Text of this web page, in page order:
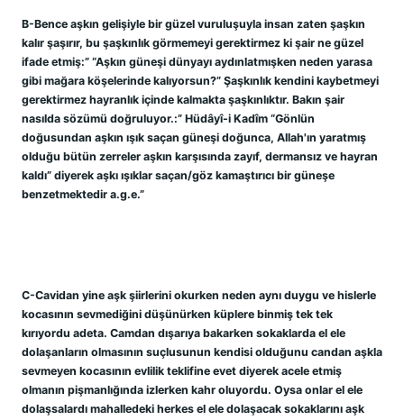
B-Bence aşkın gelişiyle bir güzel vuruluşuyla insan zaten şaşkın
kalır şaşırır, bu şaşkınlık görmemeyi gerektirmez ki şair ne güzel
ifade etmiş:” “Aşkın güneşi dünyayı aydınlatmışken neden yarasa
gibi mağara köşelerinde kalıyorsun?” Şaşkınlık kendini kaybetmeyi
gerektirmez hayranlık içinde kalmakta şaşkınlıktır. Bakın şair
nasılda sözümü doğruluyor.:” Hüdâyî-i Kadîm “Gönlün
doğusundan aşkın ışık saçan güneşi doğunca, Allah'ın yaratmış
olduğu bütün zerreler aşkın karşısında zayıf, dermansız ve hayran
kaldı” diyerek aşkı ışıklar saçan/göz kamaştırıcı bir güneşe
benzetmektedir a.g.e.”
C-Cavidan yine aşk şiirlerini okurken neden aynı duygu ve hislerle
kocasının sevmediğini düşünürken küplere binmiş tek tek
kırıyordu adeta. Camdan dışarıya bakarken sokaklarda el ele
dolaşanların olmasının suçlusunun kendisi olduğunu candan aşkla
sevmeyen kocasının evlilik teklifine evet diyerek acele etmiş
olmanın pişmanlığında izlerken kahr oluyordu. Oysa onlar el ele
dolaşsalardı mahalledeki herkes el ele dolaşacak sokaklarını aşk